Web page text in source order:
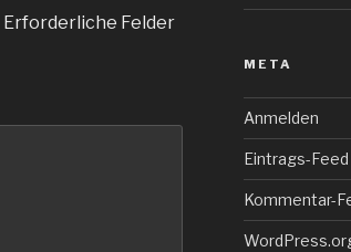
Erforderliche Felder
META
Anmelden
Eintrags-Feed
Kommentar-